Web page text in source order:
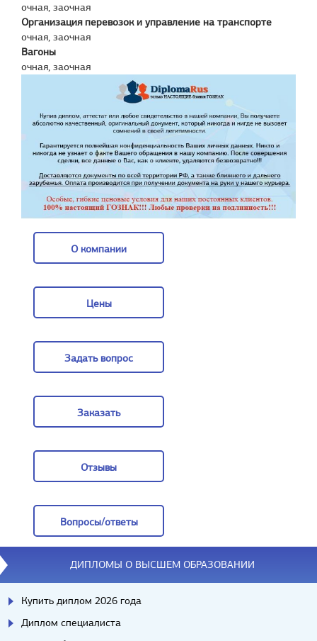
очная, заочная
Организация перевозок и управление на транспорте
очная, заочная
Вагоны
очная, заочная
О компании
Цены
Задать вопрос
Заказать
Отзывы
Вопросы/ответы
Вопросы/ответы
ДИПЛОМЫ О ВЫСШЕМ ОБРАЗОВАНИИ
Купить диплом 2026 года
Диплом специалиста